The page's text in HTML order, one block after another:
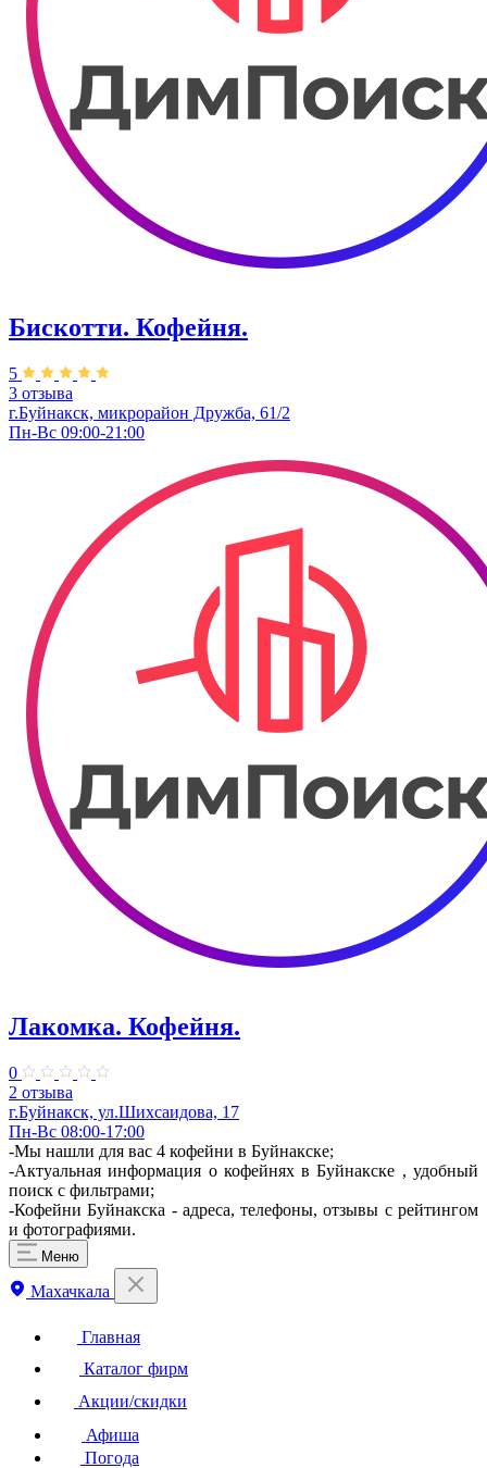
Бискотти. Кофейня.
5
3 отзыва
г.Буйнакск, ​микрорайон Дружба, 61/2
Пн-Вс 09:00-21:00
Лакомка. Кофейня.
0
2 отзыва
г.Буйнакск, ​ул.Шихсаидова, 17
Пн-Вс 08:00-17:00
-Мы нашли для вас 4 кофейни в Буйнакске;
-Актуальная информация о кофейнях в Буйнакске , удобный
поиск с фильтрами;
-Кофейни Буйнакска - адреса, телефоны, отзывы с рейтингом
и фотографиями.
Меню
Махачкала
Главная
Каталог фирм
Акции/скидки
Афиша
Погода